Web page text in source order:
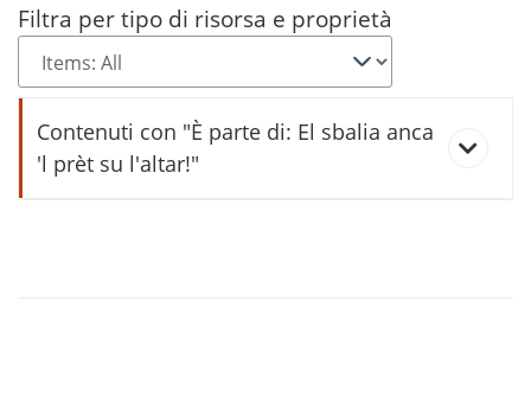
Filtra per tipo di risorsa e proprietà
Contenuti con "È parte di: El sbalia anca
'l prèt su l'altar!"